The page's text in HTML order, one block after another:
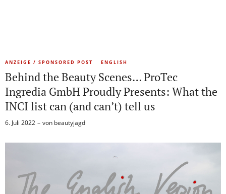
ANZEIGE / SPONSORED POST ENGLISH
Behind the Beauty Scenes… ProTec
Ingredia GmbH Proudly Presents: What the
INCI list can (and can’t) tell us
6. Juli 2022 von beautyjagd